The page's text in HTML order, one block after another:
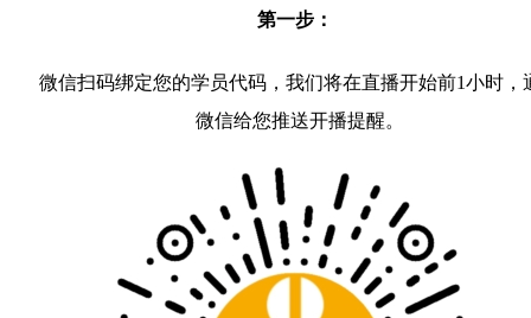
第一步：
微信扫码绑定您的学员代码，我们将在直播开始前1小时，
微信给您推送开播提醒。